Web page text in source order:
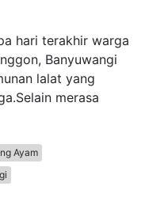
hari terakhir warga
Banyuwangi
lalat yang
merasa
Ayam